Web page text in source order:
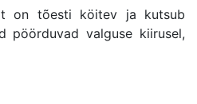
on tõesti köitev ja kutsub
pöörduvad valguse kiirusel,